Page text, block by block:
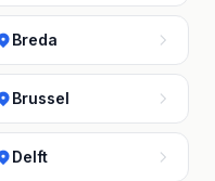
Breda
Brussel
Delft